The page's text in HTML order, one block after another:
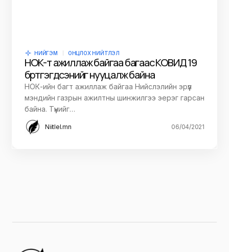
НИЙГЭМ ОНЦЛОХ НИЙТЛЭЛ
НОК-т ажиллаж байгаа багаас КОВИД 19
бүртгэгдсэнийг нууцалж байна
НОК-ийн багт ажиллаж байгаа Нийслэлийн эрүүл
мэндийн газрын ажилтны шинжилгээ эерэг гарсан
байна. Түүнийг…
Niitlel.mn 06/04/2021